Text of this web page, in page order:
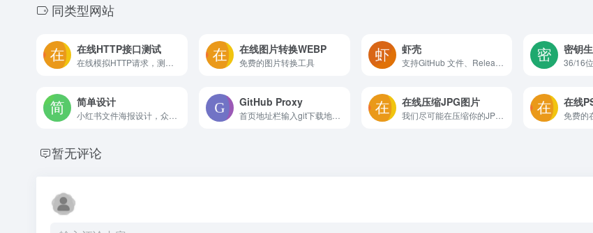
同类型网站
在线HTTP接口测试 在线图片转换WEBP
免费的图片转换工具
虾壳 密钥
简单设计 GitHub Proxy
首页地址栏输入git下载地址即可代理加速下载
在线压缩JPG图片
我们尽可能在压缩你的JPG文件时确保图像质量。
在线
暂无评论